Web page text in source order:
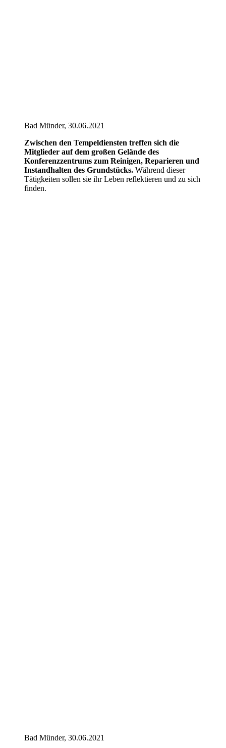
Bad Münder, 30.06.2021
Zwischen den Tempeldiensten treffen sich die
Mitglieder auf dem großen Gelände des
Konferenzzentrums zum Reinigen, Reparieren und
Instandhalten des Grundstücks. Während dieser
Tätigkeiten sollen sie ihr Leben reflektieren und zu sich
finden.
Bad Münder, 30.06.2021